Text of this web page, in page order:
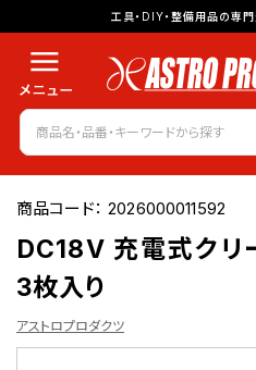
工具・DIY・整備用品の専
商品コード：2026000011592
DC18V 充電式クリ
3枚入り
アストロプロダクツ